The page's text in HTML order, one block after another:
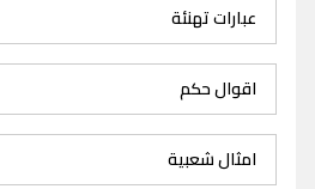
عبارات تهنئة
اقوال حكم
امثال شعبية